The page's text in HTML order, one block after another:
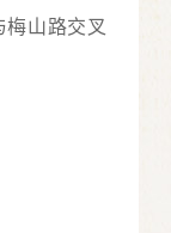
梅山路交叉